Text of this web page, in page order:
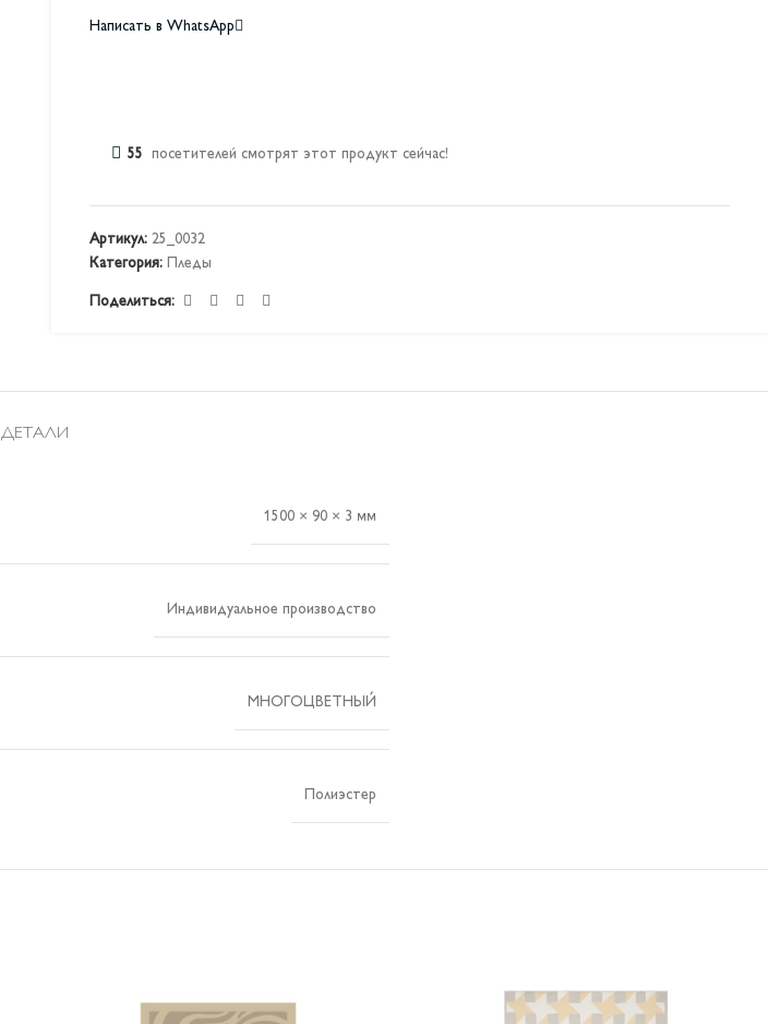
Написать в WhatsApp
55 посетителей смотрят этот продукт сейчас!
Артикул: 25_0032
Категория: Пледы
Поделиться:
ДЕТАЛИ
1500 × 90 × 3 мм
Индивидуальное производство
МНОГОЦВЕТНЫЙ
Полиэстер